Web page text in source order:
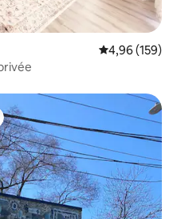
Note
4,96 (159)
les plus aimés